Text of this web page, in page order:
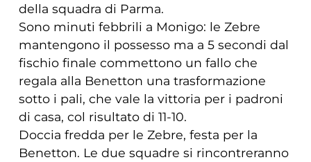
della squadra di Parma.
Sono minuti febbrili a Monigo: le Zebre
mantengono il possesso ma a 5 secondi dal
fischio finale commettono un fallo che
regala alla Benetton una trasformazione
sotto i pali, che vale la vittoria per i padroni
di casa, col risultato di 11-10.
Doccia fredda per le Zebre, festa per la
Benetton. Le due squadre si rincontreranno